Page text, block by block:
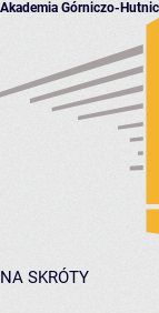
Akademia Górniczo-
NA SKRÓTY